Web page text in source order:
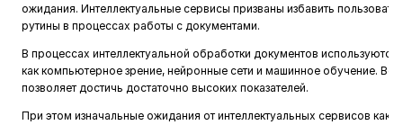
ожидания. Интеллектуальные сервисы призваны избавить
рутины в процессах работы с документами.
В процессах интеллектуальной обработки документов используются
как компьютерное зрение, нейронные сети и машинное обучение. Всё
позволяет достичь достаточно высоких показателей.
При этом изначальные ожидания от интеллектуальных сервисов как